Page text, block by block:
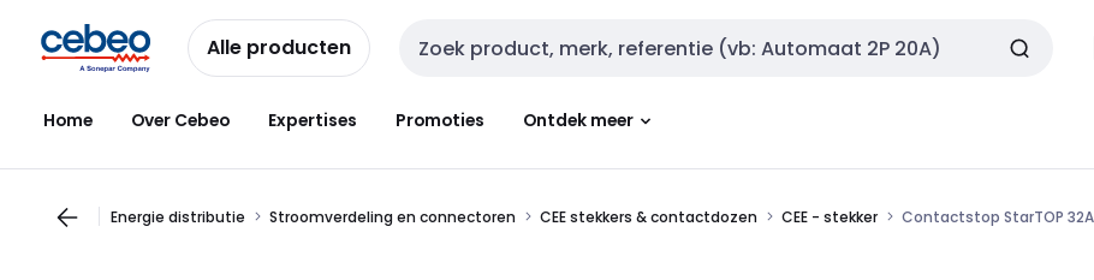
naar
navigatie
naar
inhoud
Alle producten Zoekveld invoer
Home Over Cebeo Expertises Promoties Ontdek meer
Energie distributie Stroomverdeling en connectoren CEE stekkers & contactdozen CEE - stekker Contactstop StarTOP